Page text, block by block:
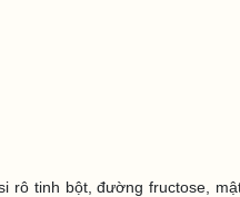
rô tinh bột, đường fructose,